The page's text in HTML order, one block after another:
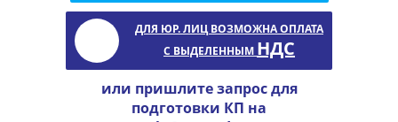
ДЛЯ ЮР. ЛИЦ ВОЗМОЖНА ОПЛАТА
С ВЫДЕЛЕННЫМ НДС
или пришлите запрос для
подготовки КП на